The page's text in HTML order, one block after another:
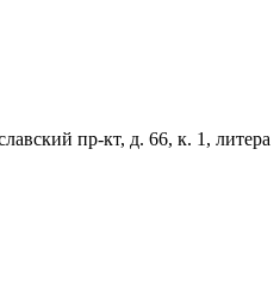
пр-кт, д. 66, к. 1, литера